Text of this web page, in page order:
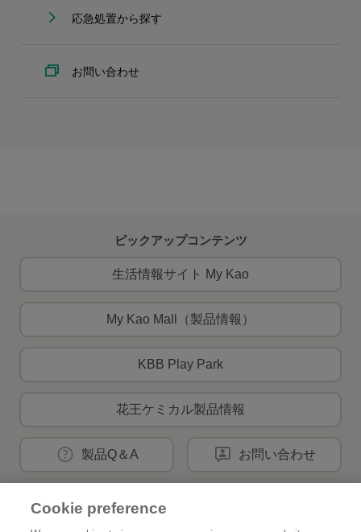
応急処置から探す
お問い合わせ
ピックアップコンテンツ
生活情報サイト My Kao
My Kao Mall（製品情報）
KBB Play Park
花王ケミカル製品情報
製品Q＆A お問い合わせ
Cookie preference